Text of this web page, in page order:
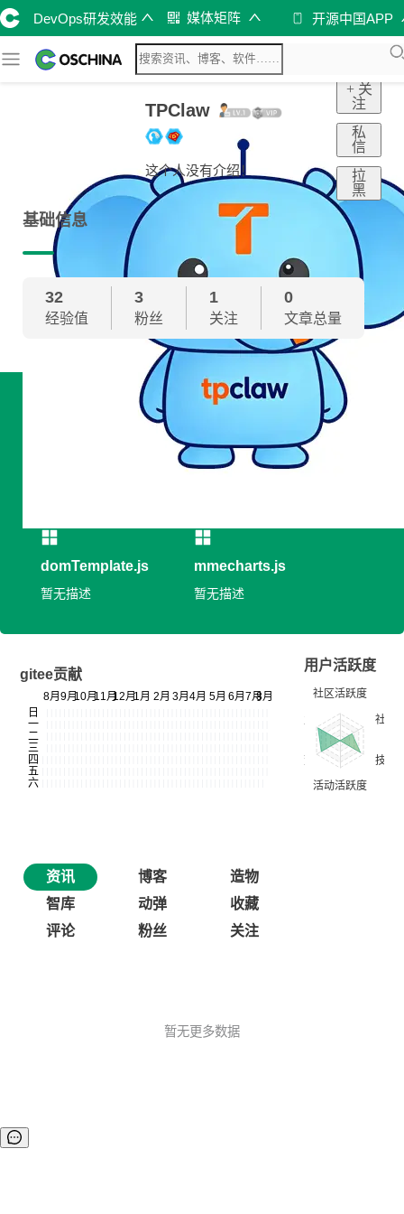
DevOps研发效能 媒体矩阵 开源中国APP
TPClaw
这个人没有介绍！
+ 关
注
私
信
拉
黑
基础信息
32
经验值
3
粉丝
1
关注
0
文章总量
domTemplate.js
暂无描述
mmecharts.js
暂无描述
gitee贡献
用户活跃度
资讯 博客
造物
智库
动弹
收藏
评论
粉丝 关注
暂无更多数据